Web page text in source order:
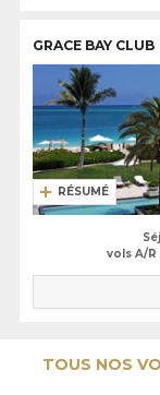
GRACE BAY CLUB
RÉSUMÉ
vols A/
TOUS NOS